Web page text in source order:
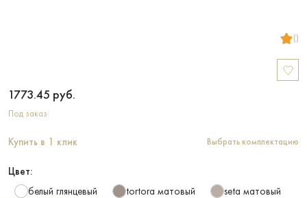
()
1773.45 руб.
Под заказ
Купить в 1 клик Выбрать комплектацию
Цвет:
белый глянцевый
tortora матовый seta матовый